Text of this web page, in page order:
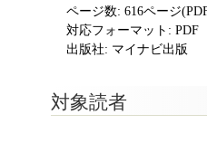
ページ数: 616ページ
対応フォーマット: PDF
出版社: マイナビ出版
対象読者